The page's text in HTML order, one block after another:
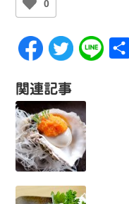
0
関連記事